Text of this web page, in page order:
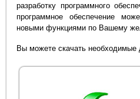
разработку программного
программное обеспечение
новыми функциями по Вашему
Вы можете скачать